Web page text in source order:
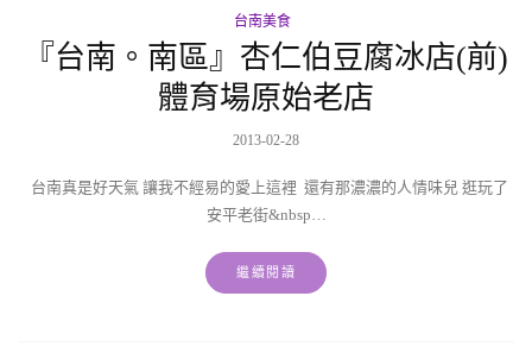
台南美食
『台南。南區』杏仁伯豆腐冰店(前)
體育場原始老店
2013-02-28
台南真是好天氣 讓我不經易的愛上這裡 還有那濃濃的人情味兒 逛玩了
安平老街&nbsp…
繼續閱讀